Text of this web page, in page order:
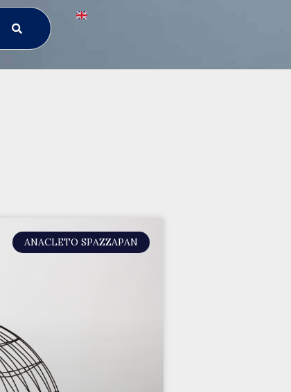
ANACLETO SPAZZAPAN